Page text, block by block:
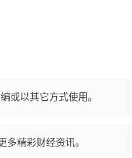
或以其它方式使用。
多精彩财经资讯。